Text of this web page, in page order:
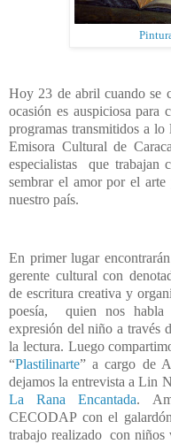
Hoy 23 de abril cuando se
ocasión es auspiciosa para
programas transmitidos a
Emisora Cultural de
especialistas que trabajan
sembrar el amor por el
nuestro país.
En primer lugar
gerente cultural con
de escritura creativa y
poesía, quien nos habla
expresión del niño a través
la lectura. Luego
“Plastilinarte” a cargo de
dejamos la entrevista a Lin
La Rana Encantada.
CECODAP con el
trabajo realizado con niños